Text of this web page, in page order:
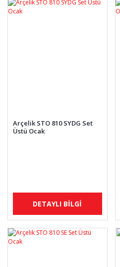
Arçelik STO 810 SYDG Set
Üstü Ocak
DETAYLI BİLGİ